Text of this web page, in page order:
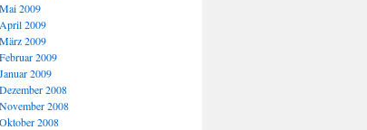
Mai 2009
April 2009
März 2009
Februar 2009
Januar 2009
Dezember 2008
November 2008
Oktober 2008